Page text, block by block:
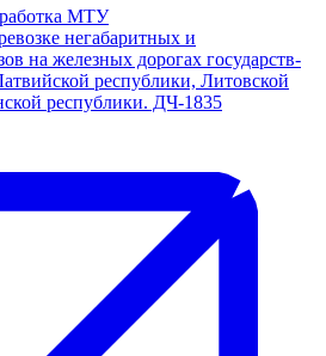
негабаритных и
на железных дорогах государств-
республики, Литовской
республики. ДЧ-1835